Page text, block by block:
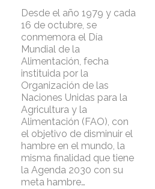
Desde el año 1979 y cada
16 de octubre, se
conmemora el Día
Mundial de la
Alimentación, fecha
instituida por la
Organización de las
Naciones Unidas para la
Agricultura y la
Alimentación (FAO), con
el objetivo de disminuir el
hambre en el mundo, la
misma finalidad que tiene
la Agenda 2030 con su
meta hambre…